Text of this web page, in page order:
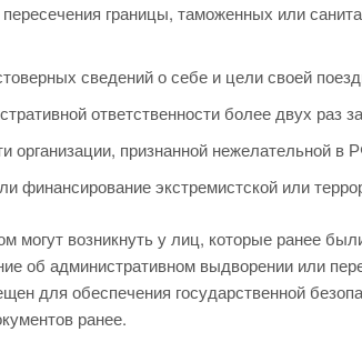
границы, таможенных или
сведений о себе и цели своей
ответственности более двух раз
организации, признанной нежелательной в
финансирование экстремистской или
могут возникнуть у лиц, которые ранее
об административном выдворении или
для обеспечения государственной
ранее.